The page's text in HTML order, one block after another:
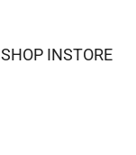
SHOP INSTORE